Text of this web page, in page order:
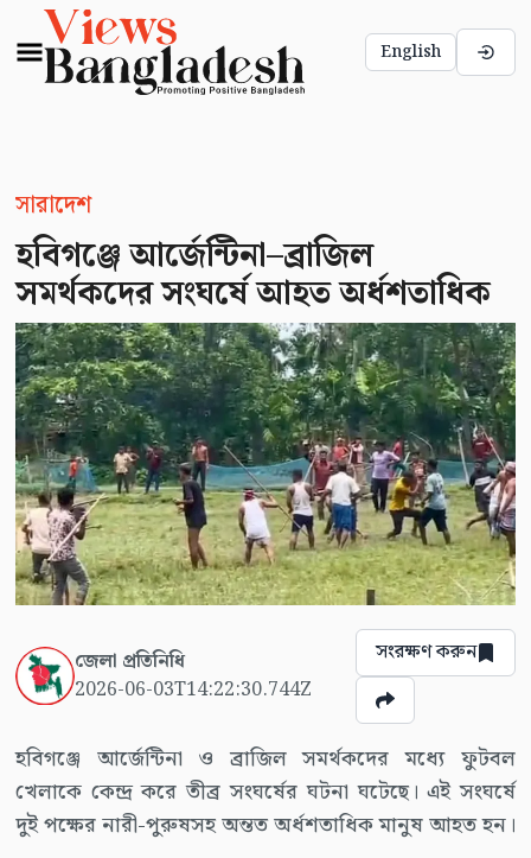
English
সারাদেশ
হবিগঞ্জে আর্জেন্টিনা–ব্রাজিল
সমর্থকদের সংঘর্ষে আহত অর্ধশতাধিক
জেলা প্রতিনিধি
2026-06-03T14:22:30.744Z
সংরক্ষণ করুন
হবিগঞ্জে আর্জেন্টিনা ও ব্রাজিল সমর্থকদের মধ্যে ফুটবল
খেলাকে কেন্দ্র করে তীব্র সংঘর্ষের ঘটনা ঘটেছে। এই সংঘর্ষে
দুই পক্ষের নারী-পুরুষসহ অন্তত অর্ধশতাধিক মানুষ আহত হন।